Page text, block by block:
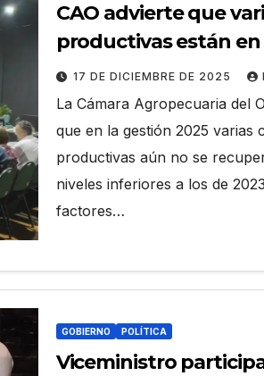
CAO advierte que
productivas están en
intensiva”
17 DE DICIEMBRE DE 2025
La Cámara Agropecuaria del
que en la gestión 2025 varias
productivas aún no se
niveles inferiores a los de
factores…
GOBIERNO POLÍTICA
Viceministro